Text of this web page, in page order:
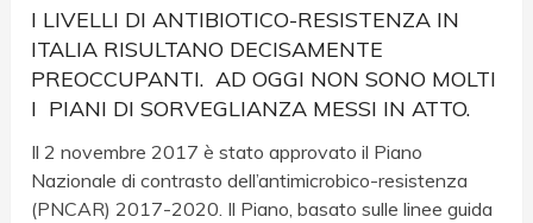
I LIVELLI DI ANTIBIOTICO-RESISTENZA IN
ITALIA RISULTANO DECISAMENTE
PREOCCUPANTI. AD OGGI NON SONO MOLTI
I PIANI DI SORVEGLIANZA MESSI IN ATTO.
Il 2 novembre 2017 è stato approvato il Piano
Nazionale di contrasto dell’antimicrobico-resistenza
(PNCAR) 2017-2020. Il Piano, basato sulle linee guida